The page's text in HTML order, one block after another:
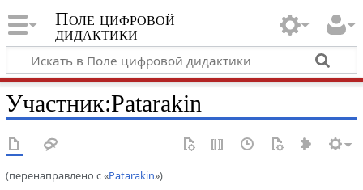
Поле цифровой
дидактики
Участник:Patarakin
(перенаправлено с «Patarakin»)